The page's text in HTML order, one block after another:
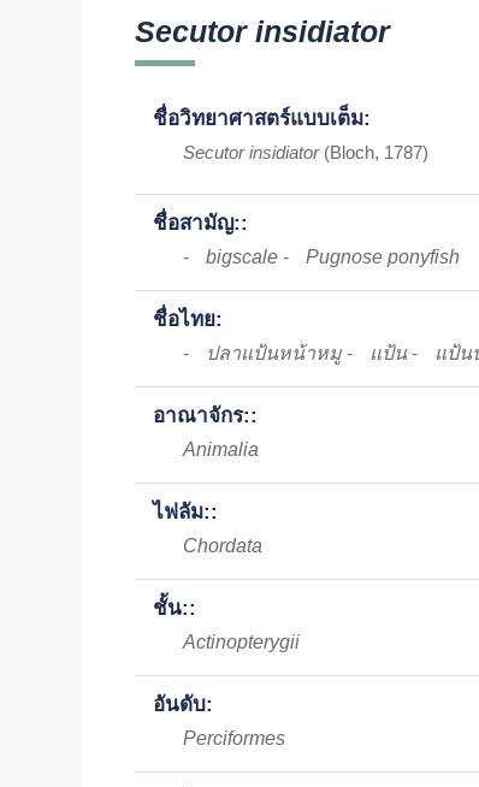
Secutor insidiator
ชื่อวิทยาศาสตร์แบบเต็ม:
Secutor insidiator (Bloch, 1787)
ชื่อสามัญ::
- bigscale - Pugnose ponyfish
ชื่อไทย:
- ปลาแป้นหน้าหมู - แป้น - แป้น
อาณาจักร::
Animalia
ไฟลัม::
Chordata
ชั้น::
Actinopterygii
อันดับ:
Perciformes